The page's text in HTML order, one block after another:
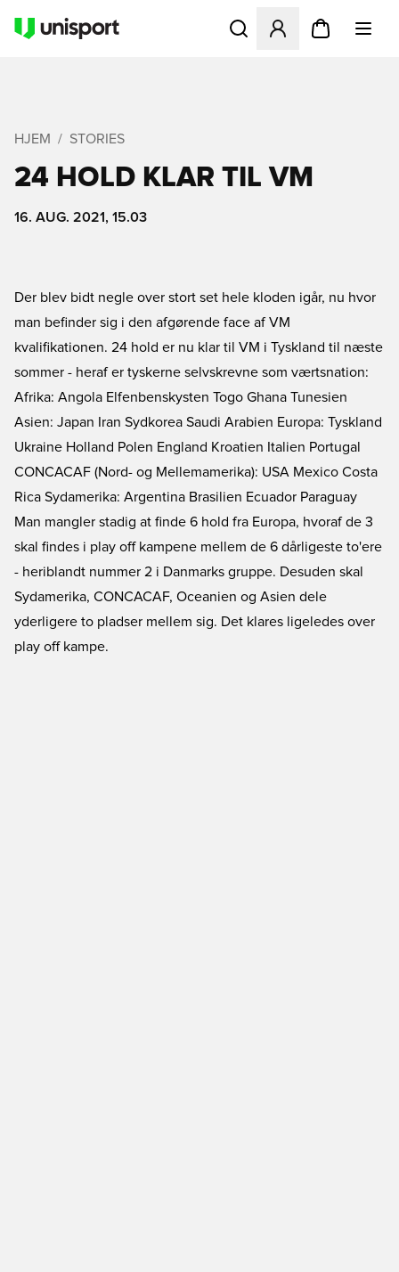
Åbner en Modal til at
HJEM STORIES
24 HOLD KLAR TIL VM
16. AUG. 2021, 15.03
Der blev bidt negle over stort set hele kloden igår, nu hvor
man befinder sig i den afgørende face af VM
kvalifikationen. 24 hold er nu klar til VM i Tyskland til næste
sommer - heraf er tyskerne selvskrevne som værtsnation:
Afrika: Angola Elfenbenskysten Togo Ghana Tunesien
Asien: Japan Iran Sydkorea Saudi Arabien Europa: Tyskland
Ukraine Holland Polen England Kroatien Italien Portugal
CONCACAF (Nord- og Mellemamerika): USA Mexico Costa
Rica Sydamerika: Argentina Brasilien Ecuador Paraguay
Man mangler stadig at finde 6 hold fra Europa, hvoraf de 3
skal findes i play off kampene mellem de 6 dårligeste to'ere
- heriblandt nummer 2 i Danmarks gruppe. Desuden skal
Sydamerika, CONCACAF, Oceanien og Asien dele
yderligere to pladser mellem sig. Det klares ligeledes over
play off kampe.